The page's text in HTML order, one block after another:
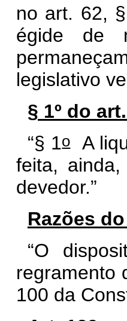
no art. 62,
égide de
legislativo
§ 1º do
“§ 1oA
feita,
devedor.”
Razões
“O
regramento
100 da